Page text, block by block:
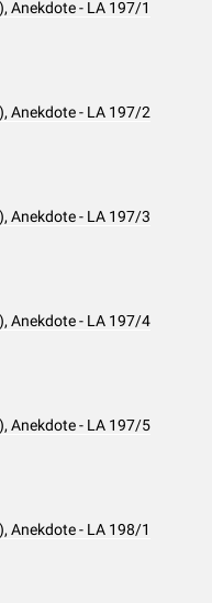
Anekdote - LA 197/1
Anekdote - LA 197/2
Anekdote - LA 197/3
Anekdote - LA 197/4
Anekdote - LA 197/5
Anekdote - LA 198/1